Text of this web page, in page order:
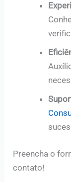
Preencha o
contato!